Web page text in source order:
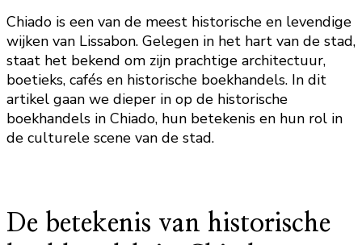
Chiado is een van de meest historische en levendige
wijken van Lissabon. Gelegen in het hart van de stad,
staat het bekend om zijn prachtige architectuur,
boetieks, cafés en historische boekhandels. In dit
artikel gaan we dieper in op de historische
boekhandels in Chiado, hun betekenis en hun rol in
de culturele scene van de stad.
De betekenis van historische